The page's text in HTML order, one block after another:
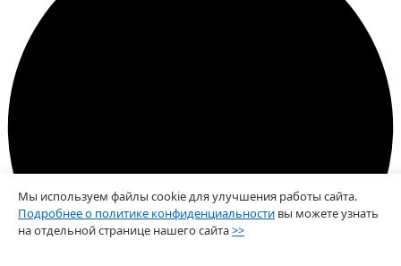
Мы используем файлы cookie для улучшения работы сайта.
Подробнее о политике конфиденциальности вы можете узнать
на отдельной странице нашего сайта>>